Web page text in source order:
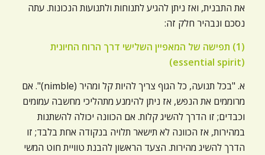
את התבנית, ואז ניתן להגיע לתנוחות ולתנועות הנכונות. עתה
נסכם ונבהיר חלק זה:
(1) תפישה של המאפיין השלישי דרך הרוח החיונית
(essential spirit)
א. "בכל תנועה, כל הגוף צריך להיות קל ומהיר (nimble)". אם
מרוממים את הנפש, אז ניתן להימנע מתהליכי מחשבה עמומים
וכבדים; זו הדרך להשיג קלות. אם הכוונה יכולה להשתנות
במהירות, אז הכוונה לא תישאר תלויה בנקודה אחת בלבד; זו
הדרך להשיג מהירות. הצעד הראשון להבנת טוויית חוט המשי